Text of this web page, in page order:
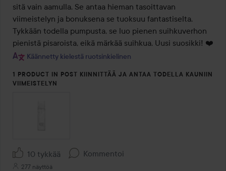
sitä vain aamulla. Se antaa hieman tasoittavan
viimeistelyn ja bonuksena se tuoksuu fantastiselta.
Tykkään todella pumpusta, se luo pienen suihkuverhon
pienistä pisaroista, eikä märkää suihkua. Uusi suosikki! ❤️
Käännetty kielestä ruotsinkielinen
1 PRODUCT IN POST KIINNITTÄÄ JA ANTAA TODELLA KAUNIIN
VIIMEISTELYN
10 tykkää Kommentoi
277 näyttöä